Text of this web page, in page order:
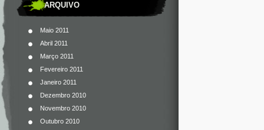
ARQUIVO
Maio 2011
Abril 2011
Março 2011
Fevereiro 2011
Janeiro 2011
Dezembro 2010
Novembro 2010
Outubro 2010